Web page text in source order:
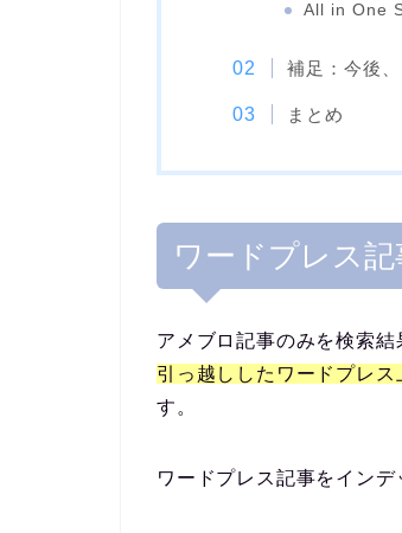
All in One
補足：今後
まとめ
ワードプレス
アメブロ記事のみを検索結
引っ越ししたワードプレ
す。
ワードプレス記事をイン